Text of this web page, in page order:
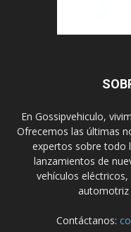
En Gossipvehiculo,
Ofrecemos las últimas
expertos sobre todo
lanzamientos de
vehículos
automotriz
Contáctanos: